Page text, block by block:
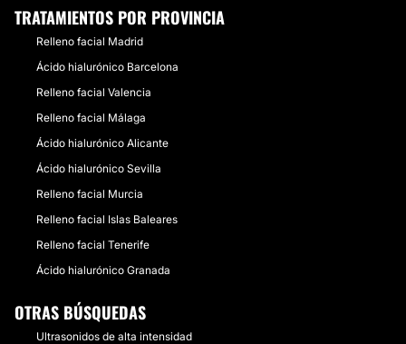
TRATAMIENTOS POR PROVINCIA
Relleno facial Madrid
Ácido hialurónico Barcelona
Relleno facial Valencia
Relleno facial Málaga
Ácido hialurónico Alicante
Ácido hialurónico Sevilla
Relleno facial Murcia
Relleno facial Islas Baleares
Relleno facial Tenerife
Ácido hialurónico Granada
OTRAS BÚSQUEDAS
Ultrasonidos de alta intensidad